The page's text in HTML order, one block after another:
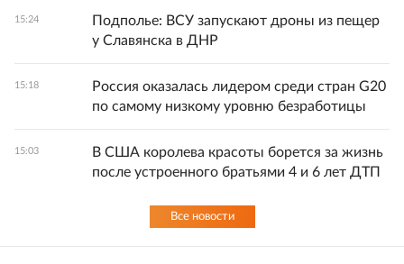
15:24
Подполье: ВСУ запускают дроны из пещер
у Славянска в ДНР
15:18
Россия оказалась лидером среди стран G20
по самому низкому уровню безработицы
15:03
В США королева красоты борется за жизнь
после устроенного братьями 4 и 6 лет ДТП
Все новости